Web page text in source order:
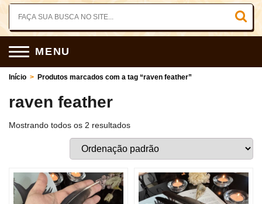
MENU
Início > Produtos marcados com a tag “raven feather”
raven feather
Mostrando todos os 2 resultados